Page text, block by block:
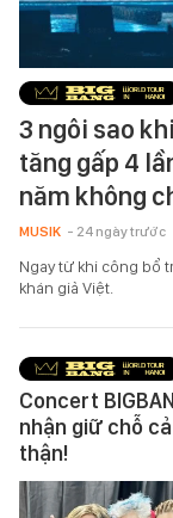
3 ngôi sao
tăng gấp 4
năm không
MUSIK - 24 ngày trước
Ngay từ khi công bổ
khán giả Việt.
Concert
nhận giữ chỗ
thận!